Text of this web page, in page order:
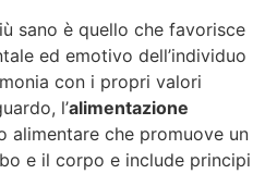
sano è quello che favorisce
ed emotivo dell’individuo
con i propri valori
l’alimentazione
alimentare che promuove un
e il corpo e include principi